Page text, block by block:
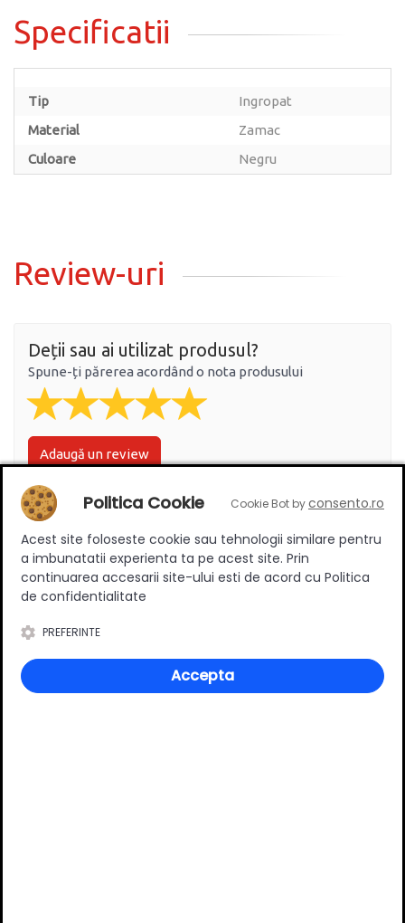
Specificatii
Tip
Ingropat
Material
Zamac
Culoare
Negru
Review-uri
Deții sau ai utilizat produsul?
Spune-ți părerea acordând o nota produsului
Adaugă un review
Ratingul general al produsului
Întrebări și răspunsuri
Politica Cookie Cookie Bot byconsento.ro
Acest site foloseste cookie sau tehnologii similare pentru
a imbunatatii experienta ta pe acest site. Prin
continuarea accesarii site-ului esti de acord cu Politica
de confidentialitate
PREFERINTE
Accepta